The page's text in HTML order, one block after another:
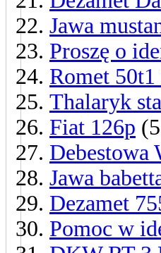
Jawa
Proszę o
Romet
Thalaryk
Fiat 126p
Debestowa
Jawa
Dezamet
Pomoc w